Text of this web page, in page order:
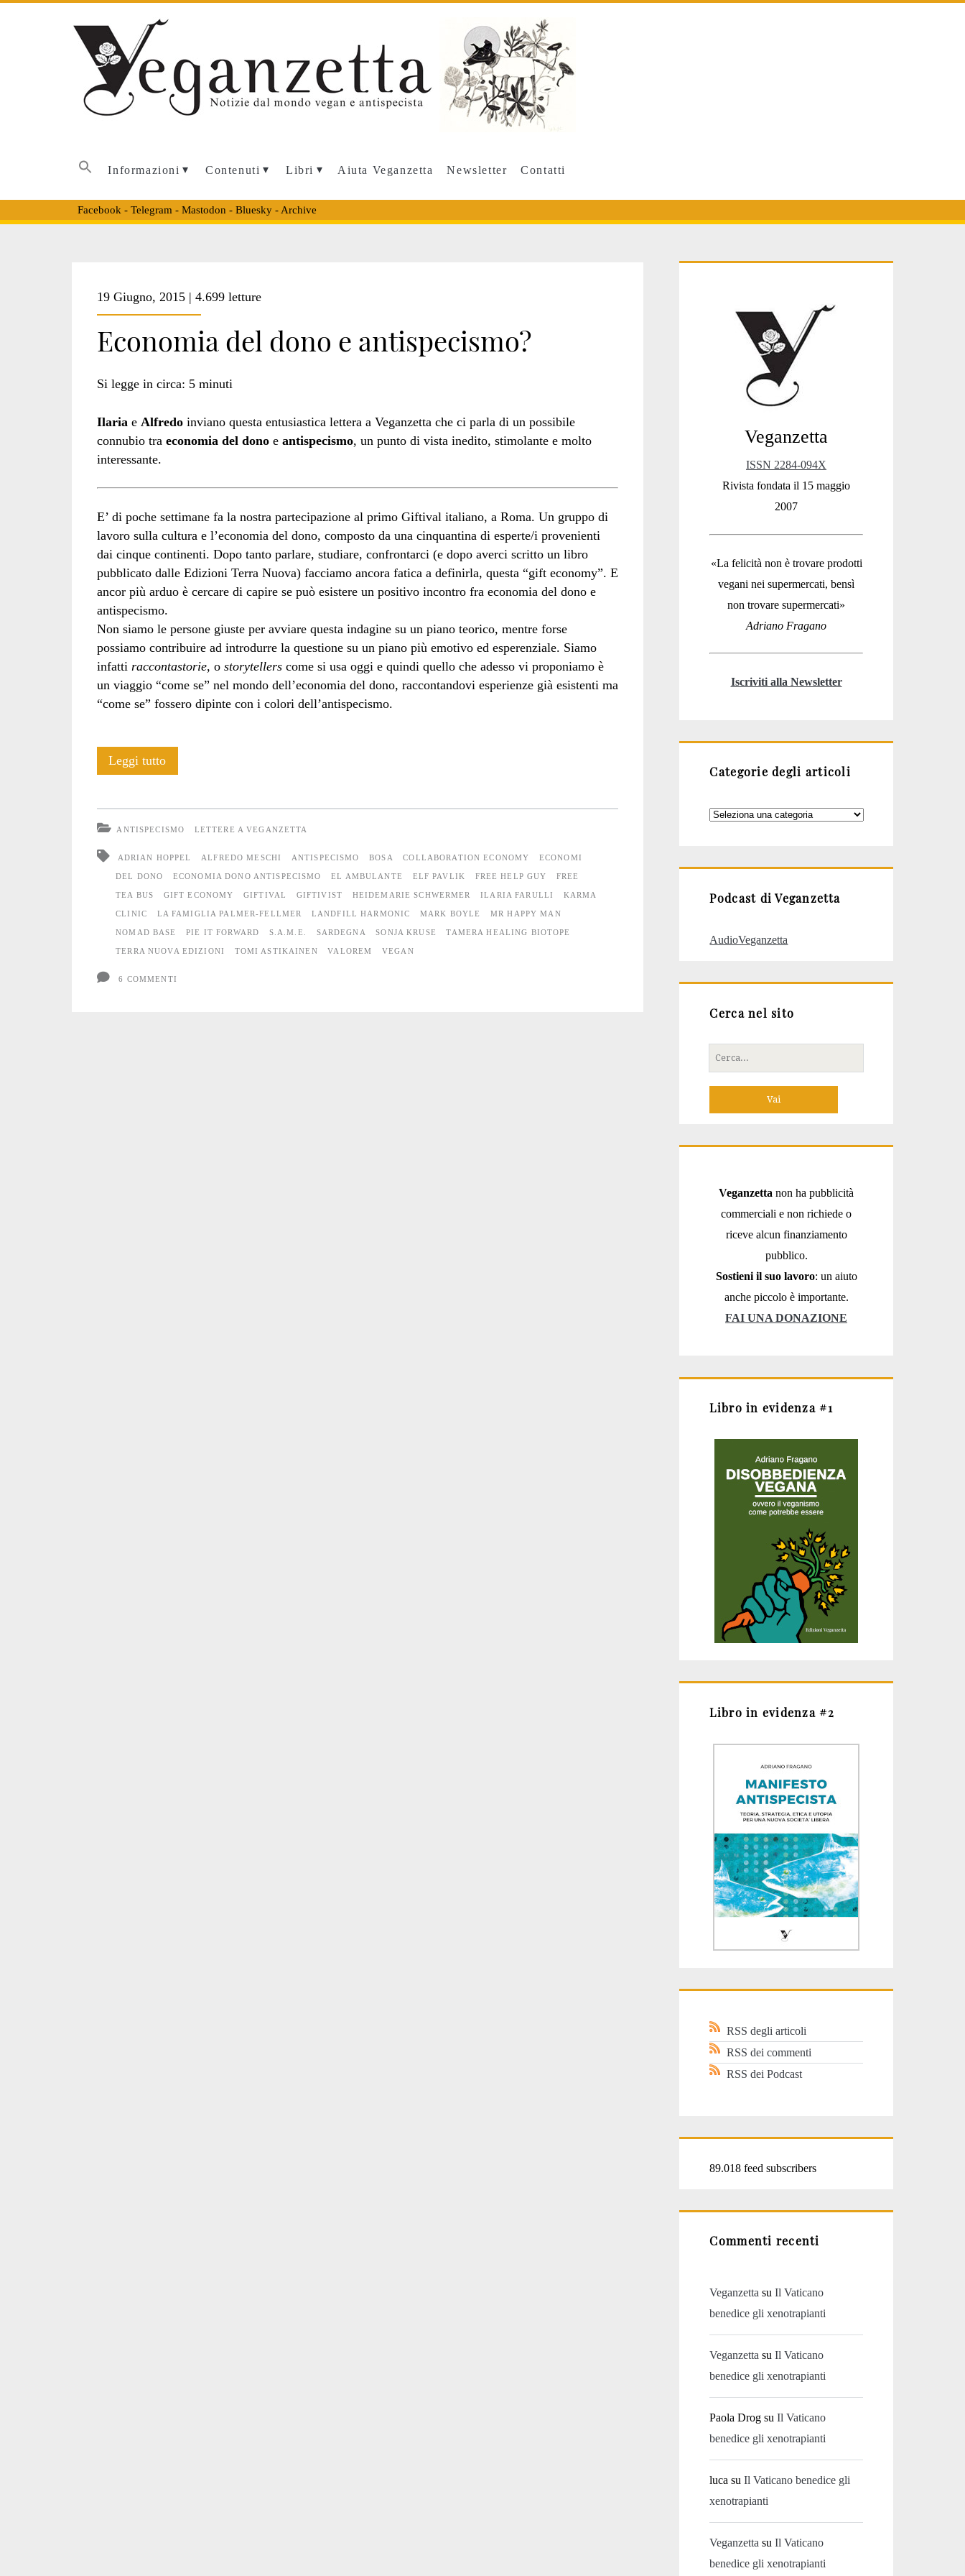
Informazioni Contenuti Libri Aiuta Veganzetta Newsletter Contatti
Facebook - Telegram - Mastodon - Bluesky- Archive
<span>Mr
Happy
Man</span>
19 Giugno, 2015 | 4.699 letture
Economia del dono e antispecismo?
Si legge in circa: 5 minuti
Ilaria e Alfredoinviano questa entusiastica lettera a Veganzetta che ci parla di un possibile
connubio tra economia del donoe antispecismo, un punto di vista inedito, stimolante e molto
interessante.
E’ di poche settimane fa la nostra partecipazione al primo Giftival italiano, a Roma. Un gruppo di
lavoro sulla cultura e l’economia del dono, composto da una cinquantina di esperte/i provenienti
dai cinque continenti. Dopo tanto parlare, studiare, confrontarci (e dopo averci scritto un libro
pubblicato dalle Edizioni Terra Nuova) facciamo ancora fatica a definirla, questa “gift economy”. E
ancor più arduo è cercare di capire se può esistere un positivo incontro fra economia del dono e
antispecismo.
Non siamo le persone giuste per avviare questa indagine su un piano teorico, mentre forse
possiamo contribuire ad introdurre la questione su un piano più emotivo ed esperenziale. Siamo
infatti raccontastorie, ostorytellerscome si usa oggi e quindi quello che adesso vi proponiamo è
un viaggio “come se” nel mondo dell’economia del dono, raccontandovi esperienze già esistenti ma
“come se” fossero dipinte con i colori dell’antispecismo.
Leggi tuttoEconomia
antispecismo?
ANTISPECISMO LETTERE A VEGANZETTA
ADRIAN HOPPEL ALFREDO MESCHI ANTISPECISMO BOSA COLLABORATION ECONOMY ECONOMI
DEL DONO ECONOMIA DONO ANTISPECISMO EL AMBULANTE ELF PAVLIK FREE HELP GUY FREE
TEA BUS GIFT ECONOMY GIFTIVAL GIFTIVIST HEIDEMARIE SCHWERMER ILARIA FARULLI KARMA
CLINIC LA FAMIGLIA PALMER-FELLMER LANDFILL HARMONIC MARK BOYLE MR HAPPY MAN
NOMAD BASE PIE IT FORWARD S.A.M.E. SARDEGNA SONJA KRUSE TAMERA HEALING BIOTOPE
TERRA NUOVA EDIZIONI TOMI ASTIKAINEN VALOREM VEGAN
6 COMMENTI
Sidebar
Veganzetta
ISSN 2284-094X
Rivista fondata il 15 maggio
2007
«La felicità non è trovare prodotti
vegani nei supermercati, bensì
non trovare supermercati»
Adriano Fragano
Iscriviti alla Newsletter
Categorie degli articoli
Categorie
Podcast di Veganzetta
AudioVeganzetta
Cerca nel sito
Cerca
per:
Veganzetta non ha pubblicità
commerciali e non richiede o
riceve alcun finanziamento
pubblico.
Sostieni il suo lavoro: un aiuto
anche piccolo è importante.
FAI UNA DONAZIONE
Libro in evidenza #1
Libro in evidenza #2
RSS degli articoli
RSS dei commenti
RSS dei Podcast
89.018 feed subscribers
Commenti recenti
Veganzetta suIl Vaticano
benedice gli xenotrapianti
Veganzetta suIl Vaticano
benedice gli xenotrapianti
Paola Drog suIl Vaticano
benedice gli xenotrapianti
luca suIl Vaticano benedice gli
xenotrapianti
Veganzetta suIl Vaticano
benedice gli xenotrapianti